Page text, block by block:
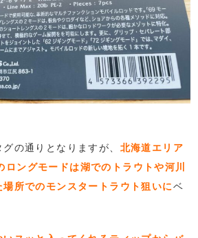
の通りとなりますが、 北海道エリア
ロングモードは湖でのトラウトや河川
所でのモンスタートラウト狙いにベ